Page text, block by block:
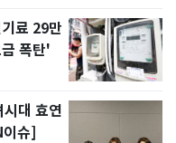
료 29만
폭탄'
대 효연
이슈]